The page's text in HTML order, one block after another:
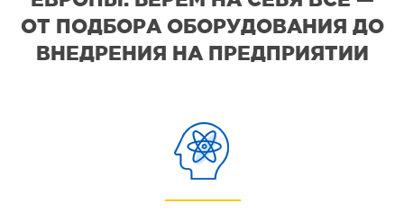
ОТ ПОДБОРА ОБОРУДОВАНИЯ ДО
ВНЕДРЕНИЯ НА ПРЕДПРИЯТИИ